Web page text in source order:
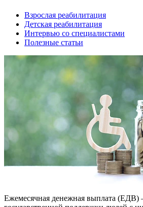
Взрослая реабилитация
Детская реабилитация
Интервью со специалистами
Полезные статьи
Ежемесячная денежная выплата (ЕДВ)